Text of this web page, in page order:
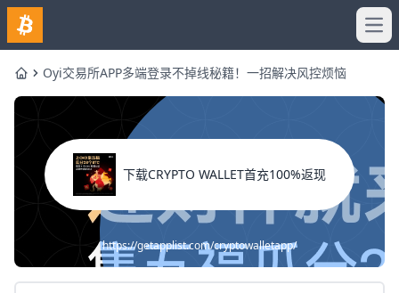
HomeOyi交易所APP多端登录不掉线秘籍！一招解决风控烦恼
下载CRYPTO WALLET首充100%返现
https://getapplist.com/cryptowalletapp/